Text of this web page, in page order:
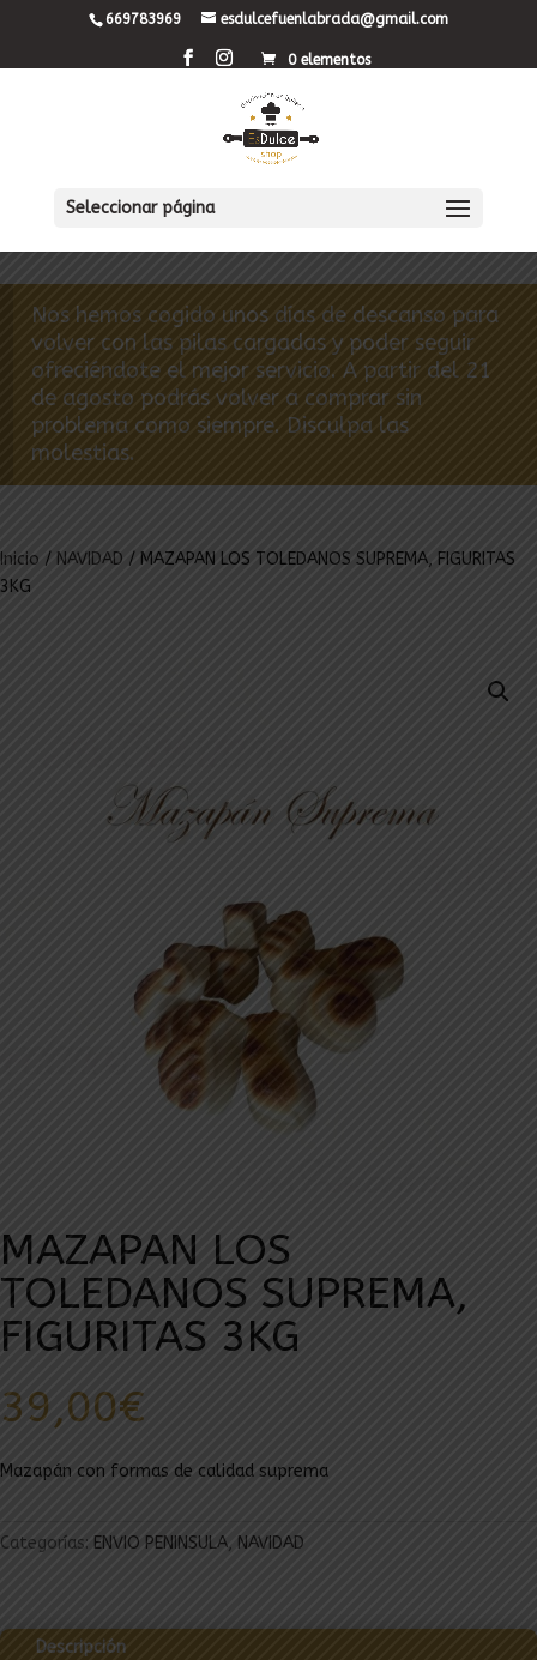
669783969 esdulcefuenlabrada@gmail.com
0 elementos
Seleccionar página
Nos hemos cogido unos días de descanso para
volver con las pilas cargadas y poder seguir
ofreciéndote el mejor servicio. A partir del 21
de agosto podrás volver a comprar sin
problema como siempre. Disculpa las
molestias.
Inicio / NAVIDAD / MAZAPAN LOS TOLEDANOS SUPREMA, FIGURITAS
3KG
MAZAPAN LOS
TOLEDANOS SUPREMA,
FIGURITAS 3KG
39,00€
Mazapán con formas de calidad suprema
Categorías: ENVIO PENINSULA, NAVIDAD
Descripción